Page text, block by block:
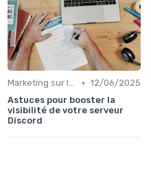
Marketing sur les Réseaux Sociaux • 12/06/2025
Astuces pour booster la
visibilité de votre serveur
Discord